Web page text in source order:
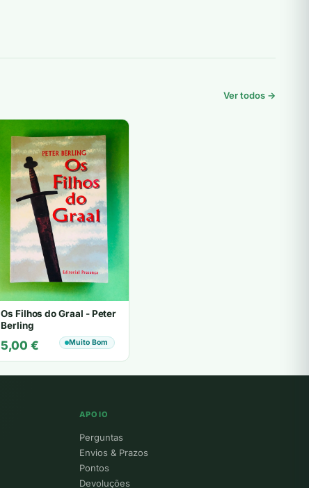
Ver todos →
Os Filhos do Graal - Peter
Berling
5,00 € Muito Bom
APOIO
Perguntas
Envios & Prazos
Pontos
Devoluções